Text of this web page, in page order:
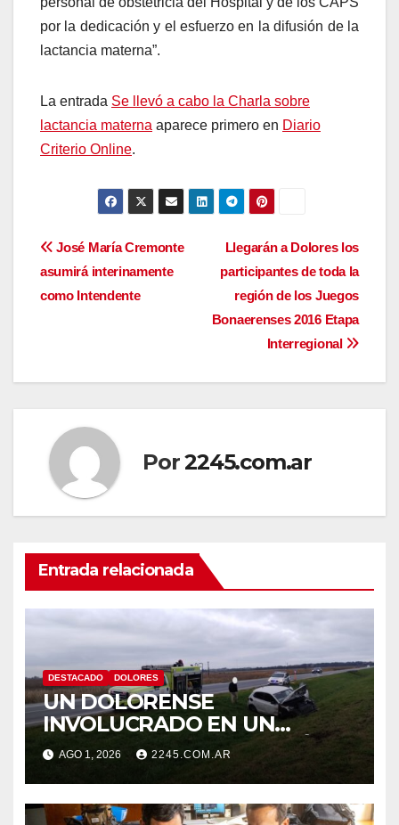
por la dedicación y el esfuerzo en la difusión de la
lactancia materna”.
La entrada Se llevó a cabo la Charla sobre
lactancia materna aparece primero en Diario
Criterio Online.
Navegación
de
Llegarán a Dolores los
participantes de toda la
región de los Juegos
Bonaerenses 2016 Etapa
Interregional
José María Cremonte
asumirá interinamente
como Intendente
Por2245.com.ar
Entrada relacionada
DESTACADO DOLORES
UN DOLORENSE
INVOLUCRADO EN UN
SINIESTRO QUE TERMINÓ
CON DESPISTE Y VUELCO
AGO 1, 2026 2245.COM.AR